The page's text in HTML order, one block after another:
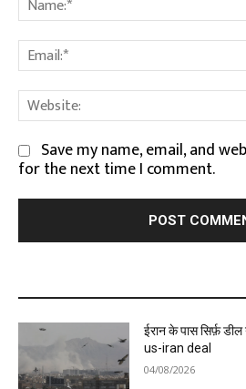
Save my name, email, and
for the next time I comment.
ईरान के पास सिर्फ़
us-iran deal
04/08/2026